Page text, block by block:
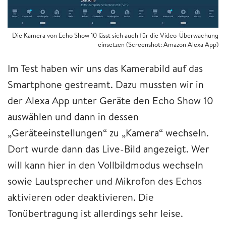
Die Kamera von Echo Show 10 lässt sich auch für die Video-Überwachung
einsetzen (Screenshot: Amazon Alexa App)
Im Test haben wir uns das Kamerabild auf das
Smartphone gestreamt. Dazu mussten wir in
der Alexa App unter Geräte den Echo Show 10
auswählen und dann in dessen
„Geräteeinstellungen“ zu „Kamera“ wechseln.
Dort wurde dann das Live-Bild angezeigt. Wer
will kann hier in den Vollbildmodus wechseln
sowie Lautsprecher und Mikrofon des Echos
aktivieren oder deaktivieren. Die
Tonübertragung ist allerdings sehr leise.